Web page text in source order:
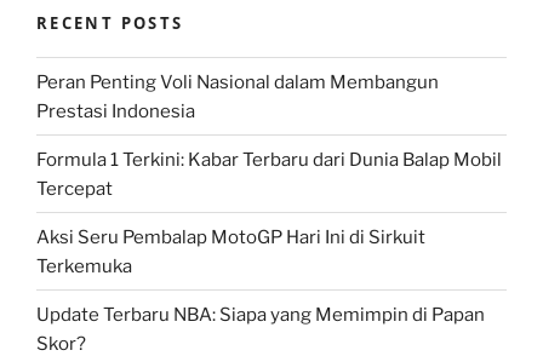
RECENT POSTS
Peran Penting Voli Nasional dalam Membangun
Prestasi Indonesia
Formula 1 Terkini: Kabar Terbaru dari Dunia Balap Mobil
Tercepat
Aksi Seru Pembalap MotoGP Hari Ini di Sirkuit
Terkemuka
Update Terbaru NBA: Siapa yang Memimpin di Papan
Skor?